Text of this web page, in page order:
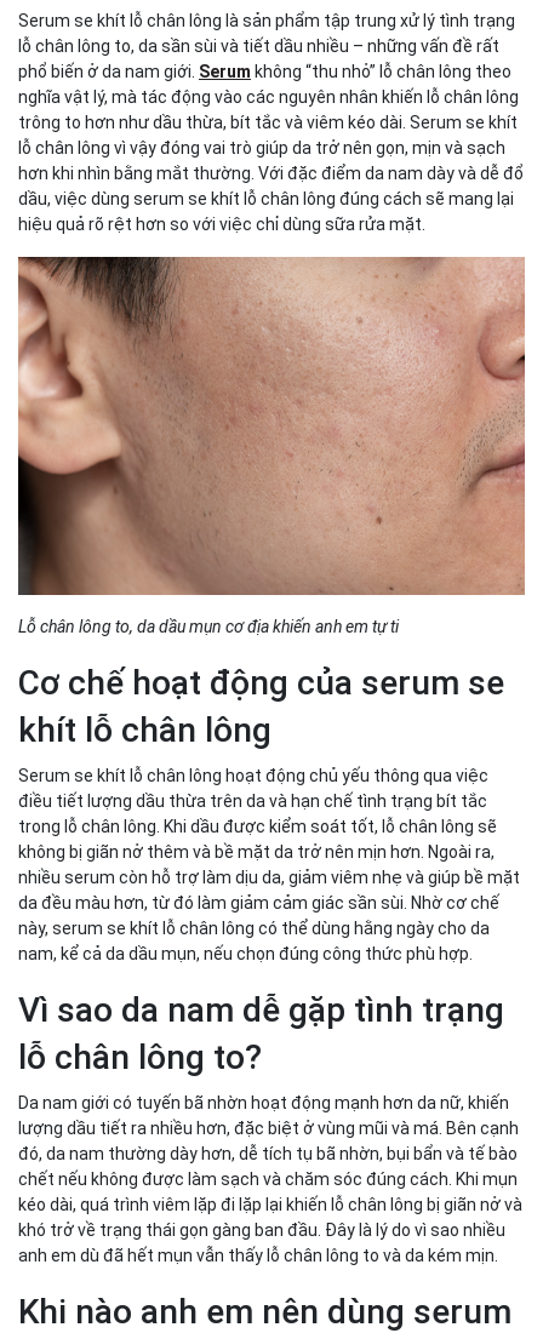
Quy trình dùng serum se khít lỗ chân lông hiệu quả
cho anh em
Thứ tự dùng serum đúng chuẩn
Tần suất sử dụng phù hợp
Những sai lầm khiến lỗ chân lông không cải thiện
Gợi ý giải pháp giảm dầu – se khít lỗ chân lông với
Serum Calm của Men Stay Simplicity
Serum Calm phù hợp với da nào?
Cách kết hợp Serum Calm để tối ưu hiệu quả
Kết luận
Serum se khít lỗ chân lông là sản phẩm tập trung xử lý tình trạng
lỗ chân lông to, da sần sùi và tiết dầu nhiều – những vấn đề rất
phổ biến ở da nam giới. Serum không “thu nhỏ” lỗ chân lông theo
nghĩa vật lý, mà tác động vào các nguyên nhân khiến lỗ chân lông
trông to hơn như dầu thừa, bít tắc và viêm kéo dài. Serum se khít
lỗ chân lông vì vậy đóng vai trò giúp da trở nên gọn, mịn và sạch
hơn khi nhìn bằng mắt thường. Với đặc điểm da nam dày và dễ đổ
dầu, việc dùng serum se khít lỗ chân lông đúng cách sẽ mang lại
hiệu quả rõ rệt hơn so với việc chỉ dùng sữa rửa mặt.
Lỗ chân lông to, da dầu mụn cơ địa khiến anh em tự ti
Cơ chế hoạt động của serum se
khít lỗ chân lông
Serum se khít lỗ chân lông hoạt động chủ yếu thông qua việc
điều tiết lượng dầu thừa trên da và hạn chế tình trạng bít tắc
trong lỗ chân lông. Khi dầu được kiểm soát tốt, lỗ chân lông sẽ
không bị giãn nở thêm và bề mặt da trở nên mịn hơn. Ngoài ra,
nhiều serum còn hỗ trợ làm dịu da, giảm viêm nhẹ và giúp bề mặt
da đều màu hơn, từ đó làm giảm cảm giác sần sùi. Nhờ cơ chế
này, serum se khít lỗ chân lông có thể dùng hằng ngày cho da
nam, kể cả da dầu mụn, nếu chọn đúng công thức phù hợp.
Vì sao da nam dễ gặp tình trạng
lỗ chân lông to?
Da nam giới có tuyến bã nhờn hoạt động mạnh hơn da nữ, khiến
lượng dầu tiết ra nhiều hơn, đặc biệt ở vùng mũi và má. Bên cạnh
đó, da nam thường dày hơn, dễ tích tụ bã nhờn, bụi bẩn và tế bào
chết nếu không được làm sạch và chăm sóc đúng cách. Khi mụn
kéo dài, quá trình viêm lặp đi lặp lại khiến lỗ chân lông bị giãn nở và
khó trở về trạng thái gọn gàng ban đầu. Đây là lý do vì sao nhiều
anh em dù đã hết mụn vẫn thấy lỗ chân lông to và da kém mịn.
Khi nào anh em nên dùng serum